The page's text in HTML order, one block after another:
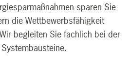
sparen Sie
die Wettbewerbsfähigkeit
begleiten Sie fachlich bei der